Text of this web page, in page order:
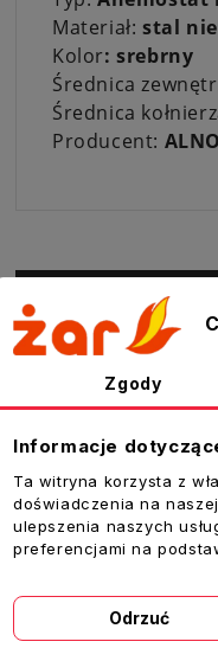
Materiał: stal
Kolor: srebrny
Średnica
Średnica
Producent:
Sprzedaż
Zgody
Informacje
Ta witryna korzysta z
doświadczenia na
ulepszenia naszych
preferencjami na
Odrzuć